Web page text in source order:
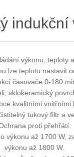
indukční
výkonu, teploty
lze teplotu nastavit
časovače 0-180
sklokeramický
kvalitními vnitřními
tukový filtr a
proti přehřátí.
výkonu až 1700 W,
výkonu až 1800 W.